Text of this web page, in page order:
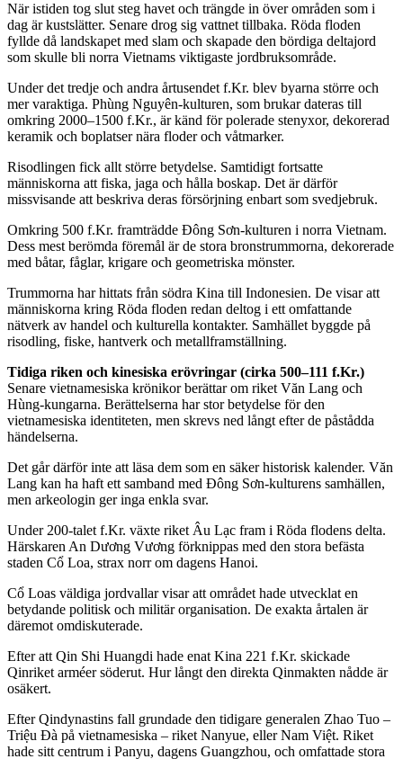
När istiden tog slut steg havet och trängde in över områden som i
dag är kustslätter. Senare drog sig vattnet tillbaka. Röda floden
fyllde då landskapet med slam och skapade den bördiga deltajord
som skulle bli norra Vietnams viktigaste jordbruksområde.
Under det tredje och andra årtusendet f.Kr. blev byarna större och
mer varaktiga. Phùng Nguyên-kulturen, som brukar dateras till
omkring 2000–1500 f.Kr., är känd för polerade stenyxor, dekorerad
keramik och boplatser nära floder och våtmarker.
Risodlingen fick allt större betydelse. Samtidigt fortsatte
människorna att fiska, jaga och hålla boskap. Det är därför
missvisande att beskriva deras försörjning enbart som svedjebruk.
Omkring 500 f.Kr. framträdde Đông Sơn-kulturen i norra Vietnam.
Dess mest berömda föremål är de stora bronstrummorna, dekorerade
med båtar, fåglar, krigare och geometriska mönster.
Trummorna har hittats från södra Kina till Indonesien. De visar att
människorna kring Röda floden redan deltog i ett omfattande
nätverk av handel och kulturella kontakter. Samhället byggde på
risodling, fiske, hantverk och metallframställning.
Tidiga riken och kinesiska erövringar (cirka 500–111 f.Kr.)
Senare vietnamesiska krönikor berättar om riket Văn Lang och
Hùng-kungarna. Berättelserna har stor betydelse för den
vietnamesiska identiteten, men skrevs ned långt efter de påstådda
händelserna.
Det går därför inte att läsa dem som en säker historisk kalender. Văn
Lang kan ha haft ett samband med Đông Sơn-kulturens samhällen,
men arkeologin ger inga enkla svar.
Under 200-talet f.Kr. växte riket Âu Lạc fram i Röda flodens delta.
Härskaren An Dương Vương förknippas med den stora befästa
staden Cổ Loa, strax norr om dagens Hanoi.
Cổ Loas väldiga jordvallar visar att området hade utvecklat en
betydande politisk och militär organisation. De exakta årtalen är
däremot omdiskuterade.
Efter att Qin Shi Huangdi hade enat Kina 221 f.Kr. skickade
Qinriket arméer söderut. Hur långt den direkta Qinmakten nådde är
osäkert.
Efter Qindynastins fall grundade den tidigare generalen Zhao Tuo –
Triệu Đà på vietnamesiska – riket Nanyue, eller Nam Việt. Riket
hade sitt centrum i Panyu, dagens Guangzhou, och omfattade stora